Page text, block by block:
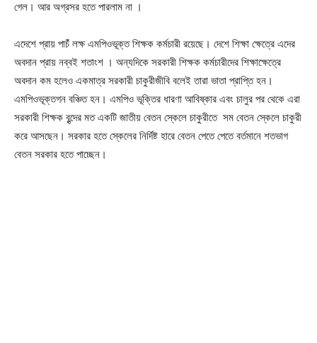
গেল। আর অগ্রসর হতে পারলাম না ।
এদেশে প্রায় পাচঁঁ লক্ষ এমপিওভূক্ত শিক্ষক কর্মচারী রয়েছে। দেশে শিক্ষা ক্ষেত্রে এদের
অবদান প্রায় নব্বই শতাংশ । অন্যদিকে সরকারী শিক্ষক কর্মচারীদের শিক্ষাক্ষেত্রে
অবদান কম হলেও একমাত্র সরকারী চাকুরীজীবি বলেই তারা ভাতা প্রাপ্তি হন।
এমপিওভূক্তগন বঞ্চিত হন। এমপিও ভূক্তির ধারণা আবিষ্কার এবং চালুর পর থেকে এরা
সরকারী শিক্ষক বৃন্দের মত একটি জাতীয় বেতন স্কেলে চাকুরীতে সম বেতন স্কেলে চাকুরী
করে আসছেন। সরকার হতে স্কেলের নির্দিষ্ট হারে বেতন পেতে পেতে বর্তমানে শতভাগ
বেতন সরকার হতে পাচ্ছেন।